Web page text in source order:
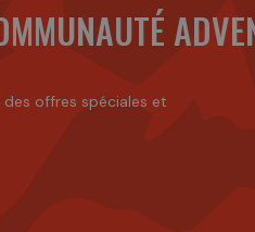
des offres spéciales et